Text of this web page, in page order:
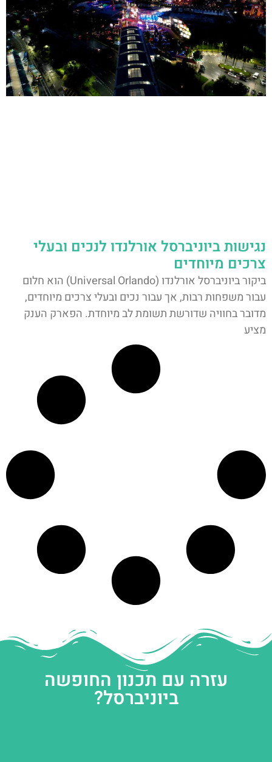
נגישות ביוניברסל אורלנדו לנכים ובעלי
צרכים מיוחדים
ביקור ביוניברסל אורלנדו (Universal Orlando) הוא חלום
עבור משפחות רבות, אך עבור נכים ובעלי צרכים מיוחדים,
מדובר בחוויה שדורשת תשומת לב מיוחדת. הפארק הענק
מציע
עזרה עם תכנון החופשה
ביוניברסל?